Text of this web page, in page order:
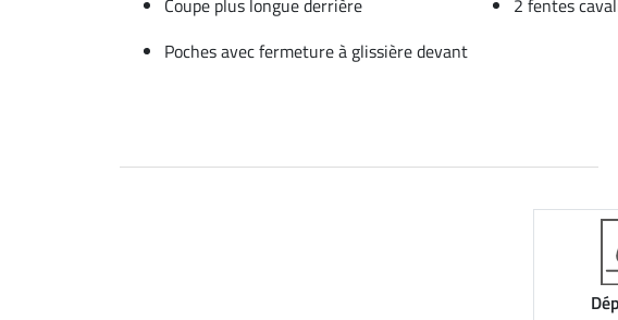
Coupe plus longue derrière
2 fentes
Poches avec fermeture à glissière devant